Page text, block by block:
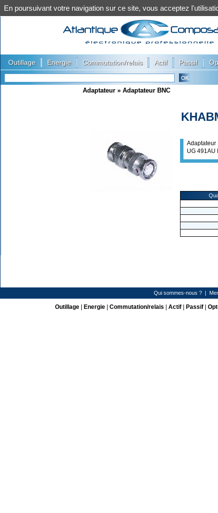
Outillage Energie Commutation/relais Actif Passif
Adaptateur » Adaptateur BNC
Adaptateur
UG 491AU
Qui sommes-nous ?|
Outillage| Energie| Commutation/relais Actif| Passif|
En poursuivant votre navigation sur ce site, vous acceptez